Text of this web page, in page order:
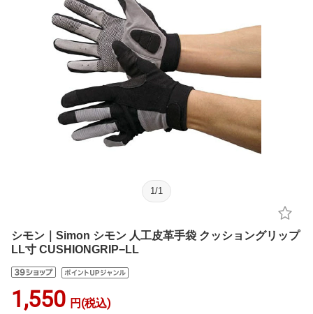
1 /1
シモン｜Simon シモン 人工皮革手袋 クッショングリップ
LL寸 CUSHIONGRIP−LL
1,550 円(税込)